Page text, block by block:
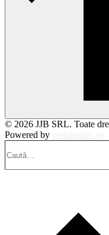
© 2026 JJB SRL. Toate
Powered by